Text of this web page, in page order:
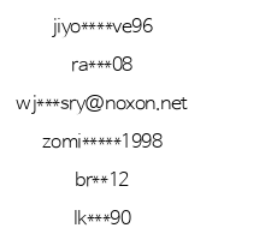
jiyo****ve96
ra***08
wj***sry@noxon.net
zomi*****1998
br**12
lk***90